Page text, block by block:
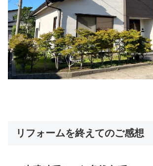
リフォームを終えてのご感想